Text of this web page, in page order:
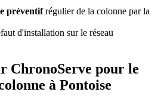
préventifrégulier de la colonne par la
d'installation sur le réseau
ChronoServe pour le
à Pontoise